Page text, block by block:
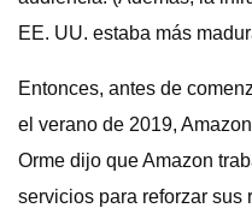
EE. UU. estaba más
Entonces, antes de
el verano de 2019,
Orme dijo que Amazon
servicios para reforzar sus